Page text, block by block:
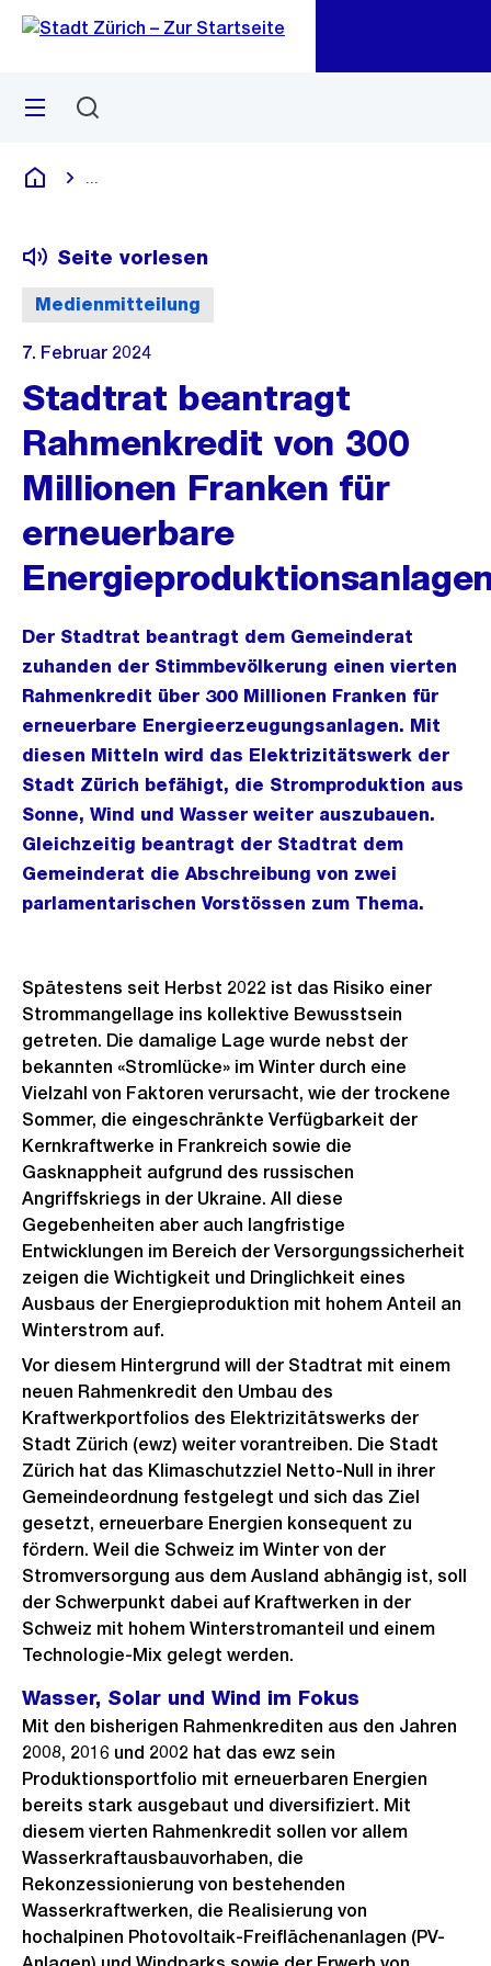
Navigation
Sprunglink
Menü
Deutsch
Medienmitteilung
Seite vorlesen
7. Februar 2024
Stadtrat beantragt
Rahmenkredit von 300
Millionen Franken für
erneuerbare
Der Stadtrat beantragt dem Gemeinderat
zuhanden der Stimmbevölkerung einen vierten
Rahmenkredit über 300 Millionen Franken für
erneuerbare Energieerzeugungsanlagen. Mit
diesen Mitteln wird das Elektrizitätswerk der
Stadt Zürich befähigt, die Stromproduktion aus
Sonne, Wind und Wasser weiter auszubauen.
Gleichzeitig beantragt der Stadtrat dem
Gemeinderat die Abschreibung von zwei
parlamentarischen Vorstössen zum Thema.
Spätestens seit Herbst 2022 ist das Risiko einer
Strommangellage ins kollektive Bewusstsein
getreten. Die damalige Lage wurde nebst der
bekannten «Stromlücke» im Winter durch eine
Vielzahl von Faktoren verursacht, wie der trockene
Sommer, die eingeschränkte Verfügbarkeit der
Kernkraftwerke in Frankreich sowie die
Gasknappheit aufgrund des russischen
Angriffskriegs in der Ukraine. All diese
Gegebenheiten aber auch langfristige
Entwicklungen im Bereich der Versorgungssicherheit
zeigen die Wichtigkeit und Dringlichkeit eines
Ausbaus der Energieproduktion mit hohem Anteil an
Winterstrom auf.
Vor diesem Hintergrund will der Stadtrat mit einem
neuen Rahmenkredit den Umbau des
Kraftwerkportfolios des Elektrizitätswerks der
Stadt Zürich (ewz) weiter vorantreiben. Die Stadt
Zürich hat das Klimaschutzziel Netto-Null in ihrer
Gemeindeordnung festgelegt und sich das Ziel
gesetzt, erneuerbare Energien konsequent zu
fördern. Weil die Schweiz im Winter von der
Stromversorgung aus dem Ausland abhängig ist, soll
der Schwerpunkt dabei auf Kraftwerken in der
Schweiz mit hohem Winterstromanteil und einem
Technologie-Mix gelegt werden.
Wasser, Solar und Wind im Fokus
Mit den bisherigen Rahmenkrediten aus den Jahren
2008, 2016 und 2002 hat das ewz sein
Produktionsportfolio mit erneuerbaren Energien
bereits stark ausgebaut und diversifiziert. Mit
diesem vierten Rahmenkredit sollen vor allem
Wasserkraftausbauvorhaben, die
Rekonzessionierung von bestehenden
Wasserkraftwerken, die Realisierung von
hochalpinen Photovoltaik-Freiflächenanlagen (PV-